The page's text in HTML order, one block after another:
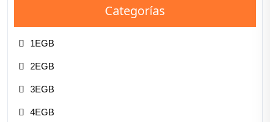
Categorías
1EGB
2EGB
3EGB
4EGB